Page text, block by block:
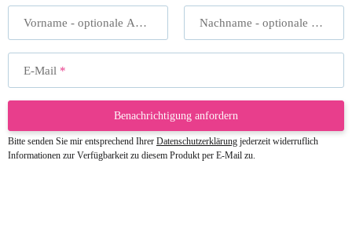
Vorname - optionale Angabe Nachname - optionale Angabe
E-Mail
Benachrichtigung anfordern
Bitte senden Sie mir entsprechend Ihrer Datenschutzerklärung jederzeit widerruflich
Informationen zur Verfügbarkeit zu diesem Produkt per E-Mail zu.